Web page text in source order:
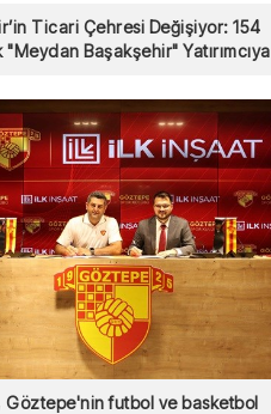
Ticari Çehresi Değişiyor: 154
"Meydan Başakşehir" Yatırımcıya
Göztepe'nin futbol ve basketbol